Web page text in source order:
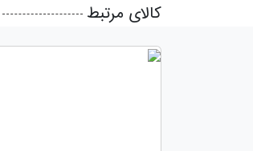
کالای مرتبط